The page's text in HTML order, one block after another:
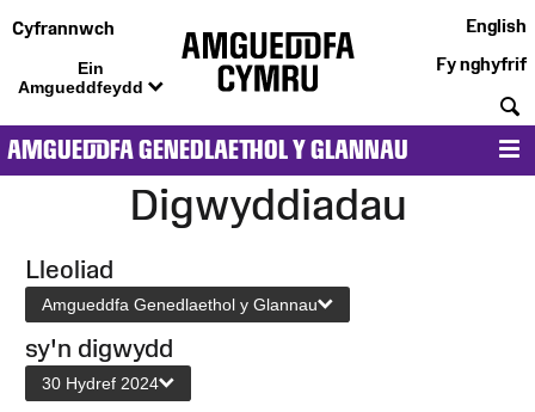
Cyfrannwch
Ein
Amgueddfeydd
English
Fy nghyfrif
AMGUEDDFA GENEDLAETHOL Y GLANNAU
Digwyddiadau
Lleoliad
Amgueddfa Genedlaethol y Glannau
sy'n digwydd
30 Hydref 2024